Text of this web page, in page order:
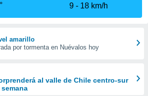
9
18 km/h
amarillo
por tormenta en Nuévalos hoy
al valle de Chile centro-sur